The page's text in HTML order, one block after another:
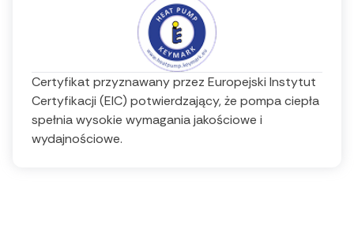
Certyfikat przyznawany przez Europejski Instytut
Certyfikacji (EIC) potwierdzający, że pompa ciepła
spełnia wysokie wymagania jakościowe i
wydajnościowe.